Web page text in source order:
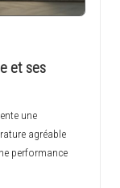
et ses
une
agréable
performance